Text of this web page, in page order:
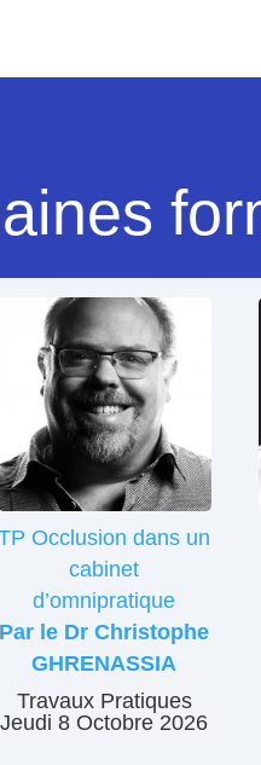
Occlusion dans un
cabinet
d’omnipratique
Par le Dr Christophe
GHRENASSIA
Travaux Pratiques
Jeudi 8 Octobre 2026